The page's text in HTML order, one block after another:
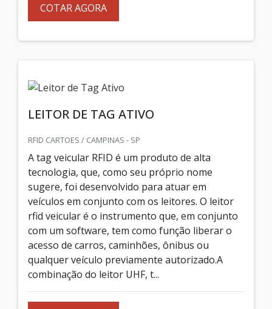
COTAR AGORA
LEITOR DE TAG ATIVO
RFID CARTOES / CAMPINAS - SP
A tag veicular RFID é um produto de alta
tecnologia, que, como seu próprio nome
sugere, foi desenvolvido para atuar em
veículos em conjunto com os leitores. O leitor
rfid veicular é o instrumento que, em conjunto
com um software, tem como função liberar o
acesso de carros, caminhões, ônibus ou
qualquer veículo previamente autorizado.A
combinação do leitor UHF, t...